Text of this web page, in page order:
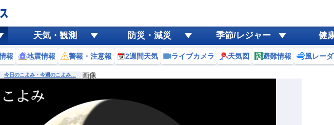
天気・観測 防災・減災 季節/レジャー 健
報 地震情報 警報・注意報 2週間天気 ライブカメラ 天気図 避難情報 風レー
今日のこよみ・今週のこよみ… 画像